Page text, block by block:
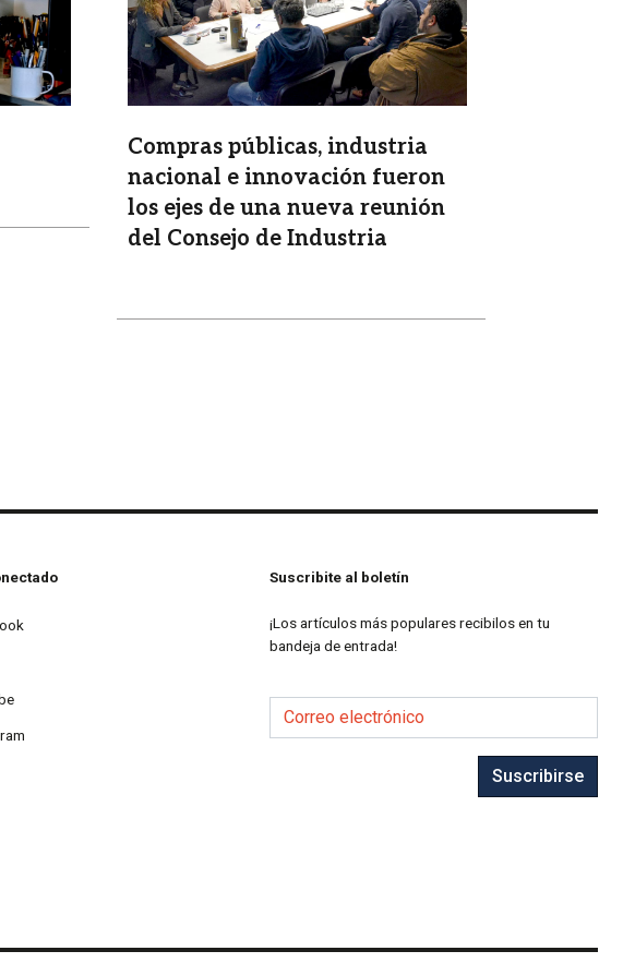
Compras públicas, industria
nacional e innovación fueron
los ejes de una nueva reunión
del Consejo de Industria
Suscribite al boletín
¡Los artículos más populares recibilos en tu
bandeja de entrada!
Correo electrónico
Suscribirse